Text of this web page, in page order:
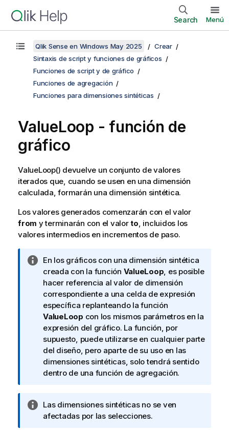
Search Menú
Qlik Sense en Windows May 2025
Crear
Sintaxis de script y funciones de gráficos
Funciones de script y de gráfico
Funciones de agregación
Funciones para dimensiones sintéticas
ValueLoop - función de
gráfico
ValueLoop() devuelve un conjunto de valores
iterados que, cuando se usen en una dimensión
calculada, formarán una dimensión sintética.
Los valores generados comenzarán con el valor
from y terminarán con el valorto, incluidos los
valores intermedios en incrementos de paso.
N
o
t
a
i
n
f
o
r
m
a
v
a
En los gráficos con una dimensión sintética
creada con la función ValueLoop, es posible
hacer referencia al valor de dimensión
correspondiente a una celda de expresión
específica replanteando la función
ValueLoop con los mismos parámetros en la
expresión del gráfico. La función, por
supuesto, puede utilizarse en cualquier parte
del diseño, pero aparte de su uso en las
dimensiones sintéticas, solo tendrá sentido
dentro de una función de agregación.
N
o
Las dimensiones sintéticas no se ven
afectadas por las selecciones.